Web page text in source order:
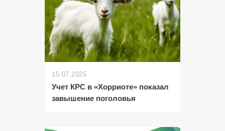
15.07.2025
Учет КРС в «Хорриоте» показал
завышение поголовья